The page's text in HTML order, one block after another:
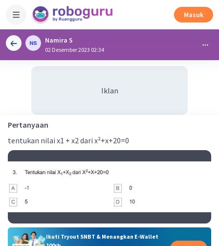
Masuk
Namira S
02 Desember 2023 02:34
Iklan
Pertanyaan
tentukan nilai x1 + x2 dari x²+x+20=0
Ikuti Tryout SNBT & Menangkan E-Wallet